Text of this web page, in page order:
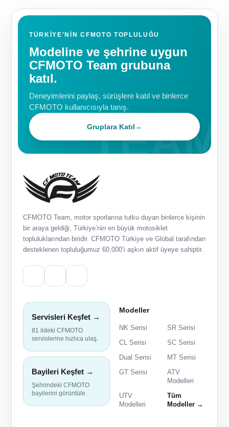
TÜRKIYE'NIN CFMOTO TOPLULUĞU
Modeline ve şehrine uygun
CFMOTO Team grubuna
katıl.
Deneyimlerini paylaş, sürüşlere katıl ve binlerce
CFMOTO kullanıcısıyla tanış.
Gruplara Katıl→
CFMOTO Team, motor sporlarına tutku duyan binlerce kişinin
bir araya geldiği, Türkiye’nin en büyük motosiklet
topluluklarından biridir. CFMOTO Türkiye ve Global tarafından
desteklenen topluluğumuz 60.000’i aşkın aktif üyeye sahiptir.
Servisleri Keşfet →
81 ildeki CFMOTO
servislerine hızlıca ulaş.
Bayileri Keşfet →
Şehrindeki CFMOTO
bayilerini görüntüle.
Modeller
NK Serisi
SR Serisi
CL Serisi
SC Serisi
Dual Serisi
MT Serisi
GT Serisi
ATV
Modelleri
UTV
Modelleri
Tüm
Modeller →